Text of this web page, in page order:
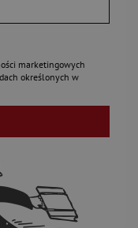
marketingowych
określonych w